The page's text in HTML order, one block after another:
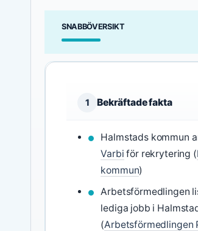
SNABBÖVERSIKT
1 Bekräftade fakta
Halmstads kommun
Varbi för rekrytering (
kommun)
Arbetsförmedlingen
lediga jobb i
(Arbetsförmedlingen